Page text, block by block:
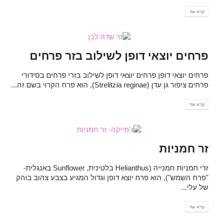
קרא עוד
פרחים יוצאי דופן לשילוב בזר פרחים
פרחים יוצאי דופן פרחים יוצאי דופן לשילוב בזרי פרחים בסידורי
פרחים ציפור גן עדן (Strelitzia reginae), הוא פרח הקרוי בשם זה...
קרא עוד
זר חמניות
זרי חמניות חמנייה (Helianthus בלטינית, Sunflower באנגלית-
"פרח השמש"), הוא פרח יוצא דופן וגדול המגיע בצבע צהוב בוהק
של עלי...
קרא עוד